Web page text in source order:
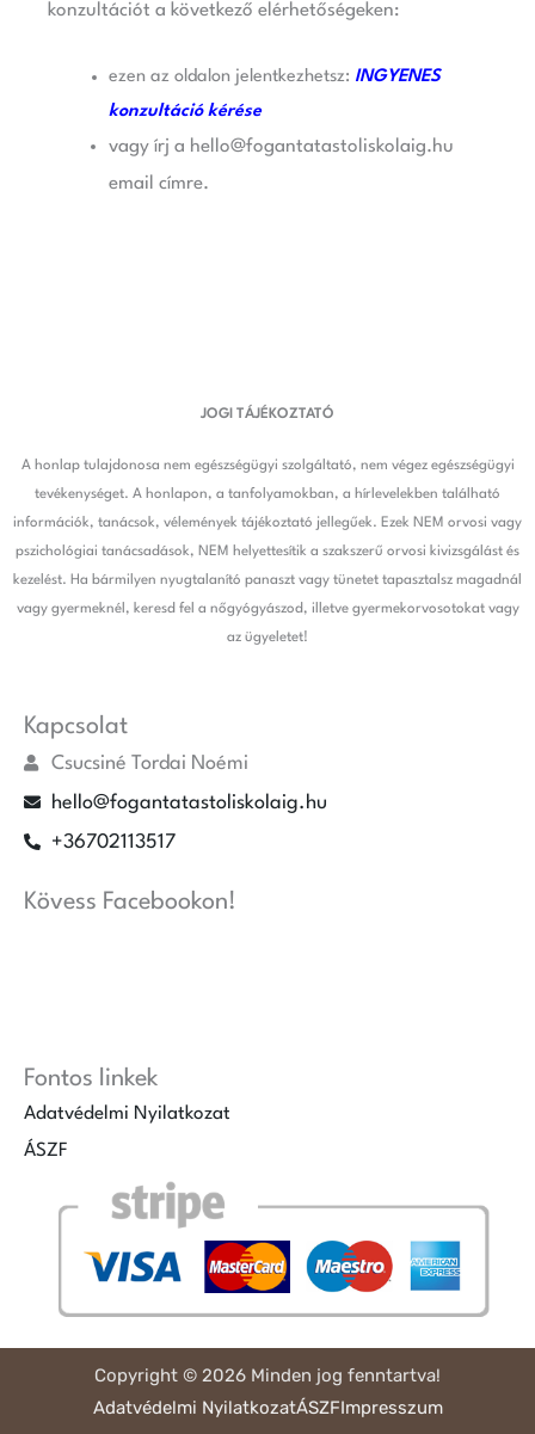
konzultációt a következő elérhetőségeken:
ezen az oldalon jelentkezhetsz: INGYENES
konzultáció kérése
vagy írj a hello@fogantatastoliskolaig.hu
email címre.
JOGI TÁJÉKOZTATÓ
A honlap tulajdonosa nem egészségügyi szolgáltató, nem végez egészségügyi
tevékenységet. A honlapon, a tanfolyamokban, a hírlevelekben található
információk, tanácsok, vélemények tájékoztató jellegűek. Ezek NEM orvosi vagy
pszichológiai tanácsadások, NEM helyettesítik a szakszerű orvosi kivizsgálást és
kezelést. Ha bármilyen nyugtalanító panaszt vagy tünetet tapasztalsz magadnál
vagy gyermeknél, keresd fel a nőgyógyászod, illetve gyermekorvosotokat vagy
az ügyeletet!
Kapcsolat
Csucsiné Tordai Noémi
hello@fogantatastoliskolaig.hu
+36702113517
Kövess Facebookon!
Fontos linkek
Adatvédelmi Nyilatkozat
ÁSZF
Copyright © 2026 Minden jog fenntartva!
Adatvédelmi NyilatkozatÁSZFImpresszum